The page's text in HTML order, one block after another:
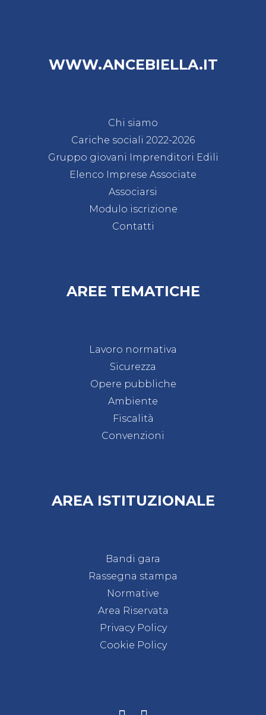
WWW.ANCEBIELLA.IT
Chi siamo
Cariche sociali 2022-2026
Gruppo giovani Imprenditori Edili
Elenco Imprese Associate
Associarsi
Modulo iscrizione
Contatti
AREE TEMATICHE
Lavoro normativa
Sicurezza
Opere pubbliche
Ambiente
Fiscalità
Convenzioni
AREA ISTITUZIONALE
Bandi gara
Rassegna stampa
Normative
Area Riservata
Privacy Policy
Cookie Policy